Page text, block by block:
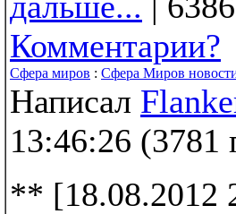
Комментарии?
Сфера миров : Сфера Миров
Написал
13:46:26 (3781
** [18.08.2012